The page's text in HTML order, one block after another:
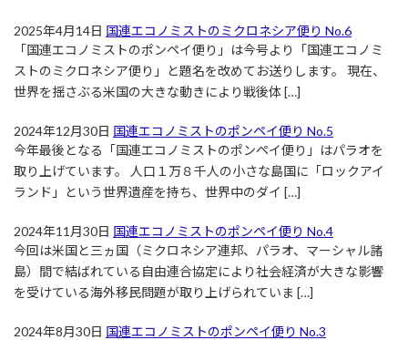
2025年4月14日 国連エコノミストのミクロネシア便り No.6
「国連エコノミストのポンペイ便り」は今号より「国連エコノミ
ストのミクロネシア便り」と題名を改めてお送りします。 現在、
世界を揺さぶる米国の大きな動きにより戦後体 […]
2024年12月30日 国連エコノミストのポンペイ便り No.5
今年最後となる「国連エコノミストのポンペイ便り」はパラオを
取り上げています。 人口１万８千人の小さな島国に「ロックアイ
ランド」という世界遺産を持ち、世界中のダイ […]
2024年11月30日 国連エコノミストのポンペイ便り No.4
今回は米国と三ヵ国（ミクロネシア連邦、パラオ、マーシャル諸
島）間で結ばれている自由連合協定により社会経済が大きな影響
を受けている海外移民問題が取り上げられていま […]
2024年8月30日 国連エコノミストのポンペイ便り No.3